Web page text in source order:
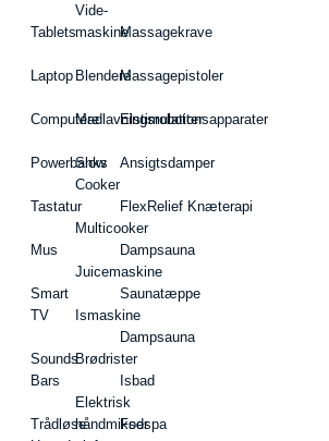
Tablets
Laptop
Computere
Powerbanks
Tastatur
Mus
Smart
TV
Sounds
Bars
Trådløse
Vide-
maskine
Blendere
Madlavningsrobotter
Slow
Cooker
Multicooker
Juicemaskine
Ismaskine
Brødrister
Elektrisk
håndmikser
Massagekrave
Massagepistoler
Elstimulationsapparater
Ansigtsdamper
FlexRelief Knæterapi
Dampsauna
Saunatæppe
Dampsauna
Isbad
Fodspa